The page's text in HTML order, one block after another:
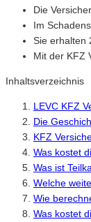
Die
Im
Sie erhalten
Mit der KFZ
Inhaltsverzeichnis
LEVC KFZ
Die
KFZ
Was kostet
Was ist
Welche
Wie
Was kostet